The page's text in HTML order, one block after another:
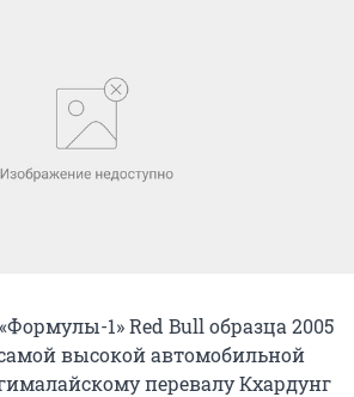
1» Red Bull образца 2005
высокой автомобильной
перевалу Кхардунг